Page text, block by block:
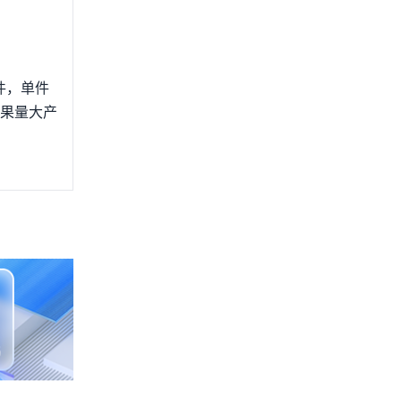
台，
品方
、渗
造成
物流
有的
能解
发展之
退货
需要人
下，
产品，
的工作
直接选
何处理
，这些
，单件
量大产